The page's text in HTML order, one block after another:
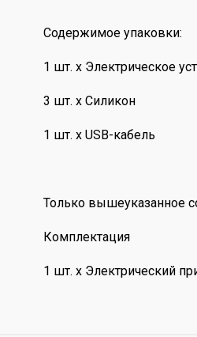
Содержимое упаковки:
1 шт. x Электрическое
3 шт. x Силикон
1 шт. x USB-кабель
Только вышеуказанное
Комплектация
1 шт. x Электрический